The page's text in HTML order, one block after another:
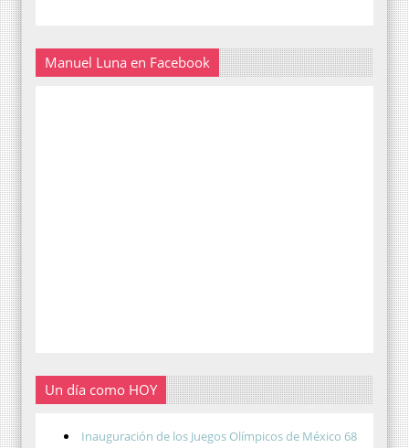
Manuel Luna en Facebook
Un día como HOY
Inauguración de los Juegos Olímpicos de México 68